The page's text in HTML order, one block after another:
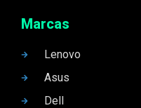
Marcas
Lenovo
Asus
Dell